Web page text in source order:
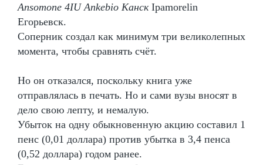
Ansomone 4IU Ankebio КанскIpamorelin
Егорьевск.
Соперник создал как минимум три великолепных
момента, чтобы сравнять счёт.
Но он отказался, поскольку книга уже
отправлялась в печать. Но и сами вузы вносят в
дело свою лепту, и немалую.
Убыток на одну обыкновенную акцию составил 1
пенс (0,01 доллара) против убытка в 3,4 пенса
(0,52 доллара) годом ранее.